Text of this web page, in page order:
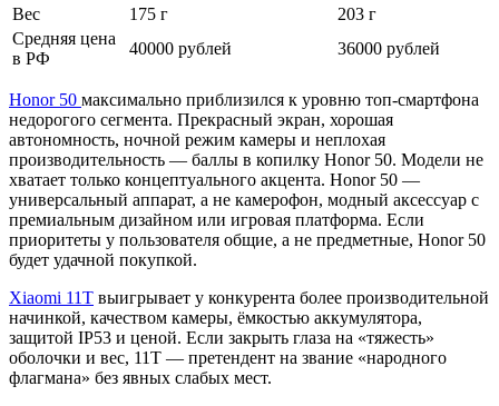
Вес
175 г
203 г
Средняя цена
в РФ
40000 рублей 36000 рублей
Honor 50 максимально приблизился к уровню топ-смартфона
недорогого сегмента. Прекрасный экран, хорошая
автономность, ночной режим камеры и неплохая
производительность — баллы в копилку Honor 50. Модели не
хватает только концептуального акцента. Honor 50 —
универсальный аппарат, а не камерофон, модный аксессуар с
премиальным дизайном или игровая платформа. Если
приоритеты у пользователя общие, а не предметные, Honor 50
будет удачной покупкой.
Xiaomi 11T выигрывает у конкурента более производительной
начинкой, качеством камеры, ёмкостью аккумулятора,
защитой IP53 и ценой. Если закрыть глаза на «тяжесть»
оболочки и вес, 11T — претендент на звание «народного
флагмана» без явных слабых мест.